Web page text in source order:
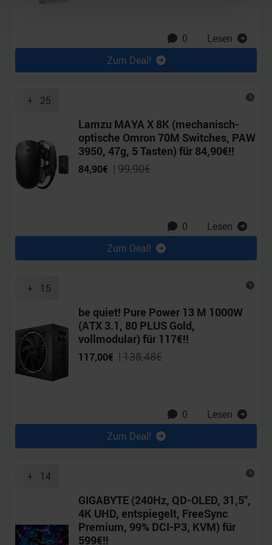
personalisieren, Funktionen für soziale Medien anbieten
zu können und die Zugriffe auf unsere Website zu
analysieren. Außerdem geben wir Informationen zu Ihrer
soziale Medien, Werbung und Analysen weiter. Unsere
Partner führen diese Informationen möglicherweise mit
weiteren Daten zusammen, die Sie ihnen bereitgestellt
haben oder die sie im Rahmen Ihrer Nutzung der Dienste
gesammelt haben.
0
Lesen
Zum Deal!
+ 25
Lamzu MAYA X 8K (mechanisch-
optische Omron 70M Switches, PAW
3950, 47g, 5 Tasten) für 84,90€!!
84,90€ | 99,90€
0
Lesen
Zum Deal!
+ 15
be quiet! Pure Power 13 M 1000W
(ATX 3.1, 80 PLUS Gold,
vollmodular) für 117€!!
117,00€ | 138,48€
0
Lesen
Zum Deal!
+ 14
GIGABYTE (240Hz, QD-OLED, 31,5",
4K UHD, entspiegelt, FreeSync
Premium, 99% DCI-P3, KVM) für
599€!!